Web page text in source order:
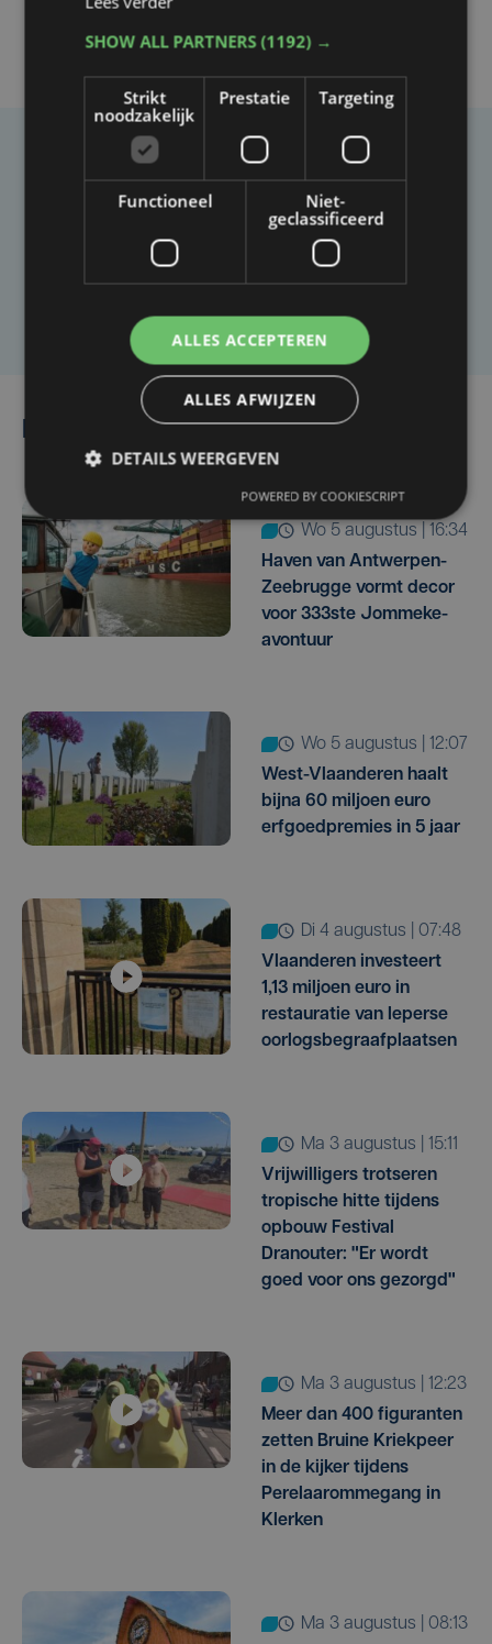
Taalfout opgemerkt?
Heb je een taal- of schrijffout opgemerkt in dit
artikel?
wo 5 augustus | 16:34
Haven van Antwerpen-
Zeebrugge vormt decor
voor 333ste Jommeke-
avontuur
wo 5 augustus | 12:07
West-Vlaanderen haalt
bijna 60 miljoen euro
erfgoedpremies in 5 jaar
di 4 augustus | 07:48
Vlaanderen investeert
1,13 miljoen euro in
restauratie van Ieperse
oorlogsbegraafplaatsen
ma 3 augustus | 15:11
Vrijwilligers trotseren
tropische hitte tijdens
opbouw Festival
Dranouter: "Er wordt
goed voor ons gezorgd"
ma 3 augustus | 12:23
Meer dan 400 figuranten
zetten Bruine Kriekpeer
in de kijker tijdens
Perelaarommegang in
Klerken
ma 3 augustus | 08:13
SHOW ALL PARTNERS(1192) →
Strikt
noodzakelijk
Prestatie Targeting
Functioneel
Niet-
geclassificeerd
ALLES ACCEPTEREN
ALLES AFWIJZEN
DETAILS WEERGEVEN
POWERED BY COOKIESCRIPT